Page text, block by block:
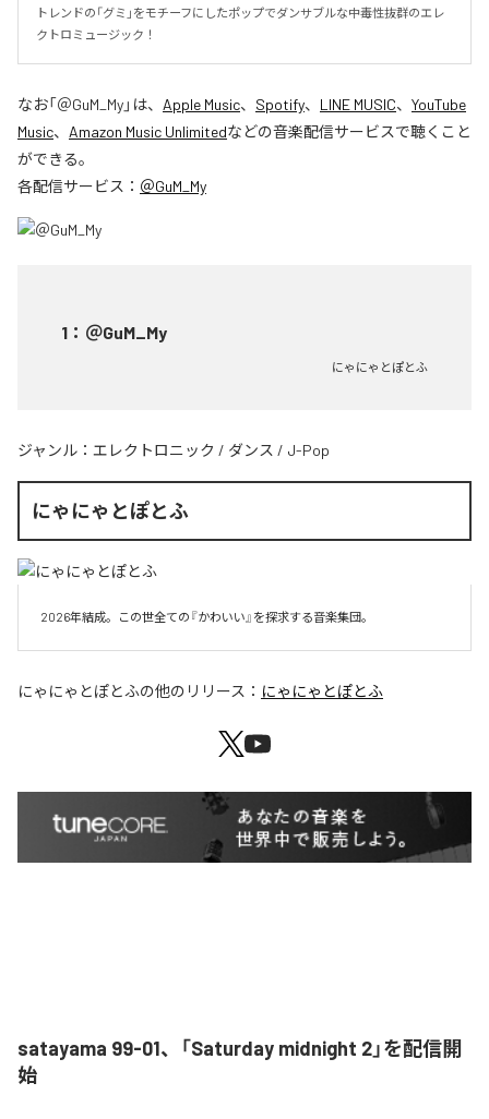
トレンドの「グミ」をモチーフにしたポップでダンサブルな中毒性抜群のエレ
クトロミュージック！
なお「＠GuM_My」は、 Apple Music、 Spotify、 LINE MUSIC、 YouTube
Music、 Amazon Music Unlimitedなどの音楽配信サービスで聴くこと
ができる。
各配信サービス： ＠GuM_My
1 ： ＠GuM_My
にゃにゃとぽとふ
ジャンル： エレクトロニック / ダンス / J-Pop
にゃにゃとぽとふ
2026年結成。この世全ての『かわいい』を探求する音楽集団。
にゃにゃとぽとふの他のリリース： にゃにゃとぽとふ
satayama 99-01、「Saturday midnight 2」を配信開
始